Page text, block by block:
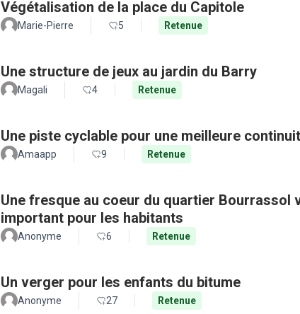
Végétalisation de la place du Capitole
Marie-Pierre 5 Retenue
Une structure de jeux au jardin du Barry
Magali 4 Retenue
Une piste cyclable pour une meilleure
Amaapp 9 Retenue
Une fresque au coeur du quartier Bourrassol
important pour les habitants
Anonyme 6 Retenue
Un verger pour les enfants du bitume
Anonyme 27 Retenue